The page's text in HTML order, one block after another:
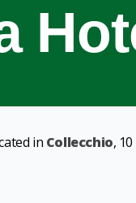
in Collecchio,